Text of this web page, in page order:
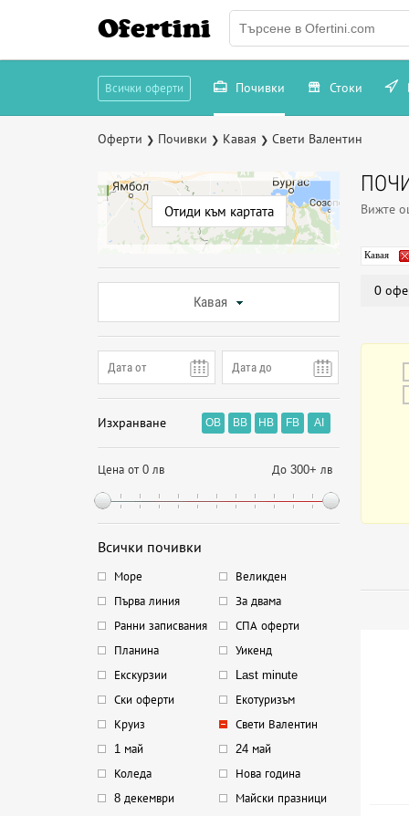
Ofertini
Всички оферти Почивки Стоки
Оферти ❯ Почивки ❯ Кавая ❯ Свети Валентин
Отиди към картата
Кавая
Изхранване OB BB HB FB AI
Цена от 0 лв До 300+ лв
Всички почивки
Море
Великден
Първа линия
За двама
Ранни записвания
СПА оферти
Планина
Уикенд
Екскурзии
Last minute
Ски оферти
Екотуризъм
Круиз
Свети Валентин
1 май
24 май
Коледа
Нова година
8 декември
Майски празници
Вижте
Кавая
0